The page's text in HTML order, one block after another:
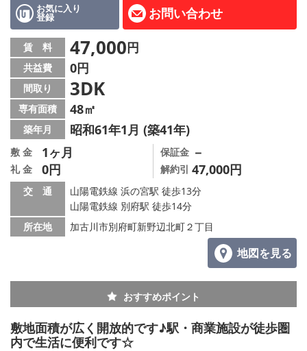
スタッフ紹介
Instagram
店舗情報·アクセス
会社概要
メールでお問い合わせ
お気に入り
登録 お問い合わせ
賃 料 47,000円
共益費 0円
間取り 3DK
専有面積 48㎡
築年月 昭和61年1月 (築41年)
敷 金 1ヶ月
礼 金 0円
保証金 －
解約引 47,000円
交 通
山陽電鉄線 浜の宮駅 徒歩13分
山陽電鉄線 別府駅 徒歩14分
所在地
加古川市別府町新野辺北町２丁目
地図を見る
おすすめポイント
敷地面積が広く開放的です♪駅・商業施設が徒歩圏
内で生活に便利です☆